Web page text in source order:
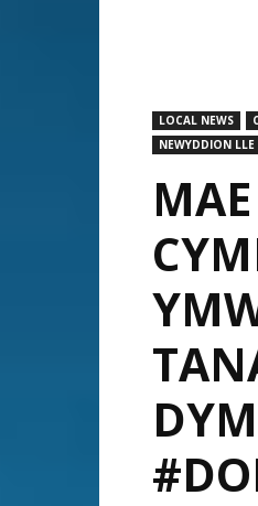
LOCAL NEWS
NEWYDDION LLE